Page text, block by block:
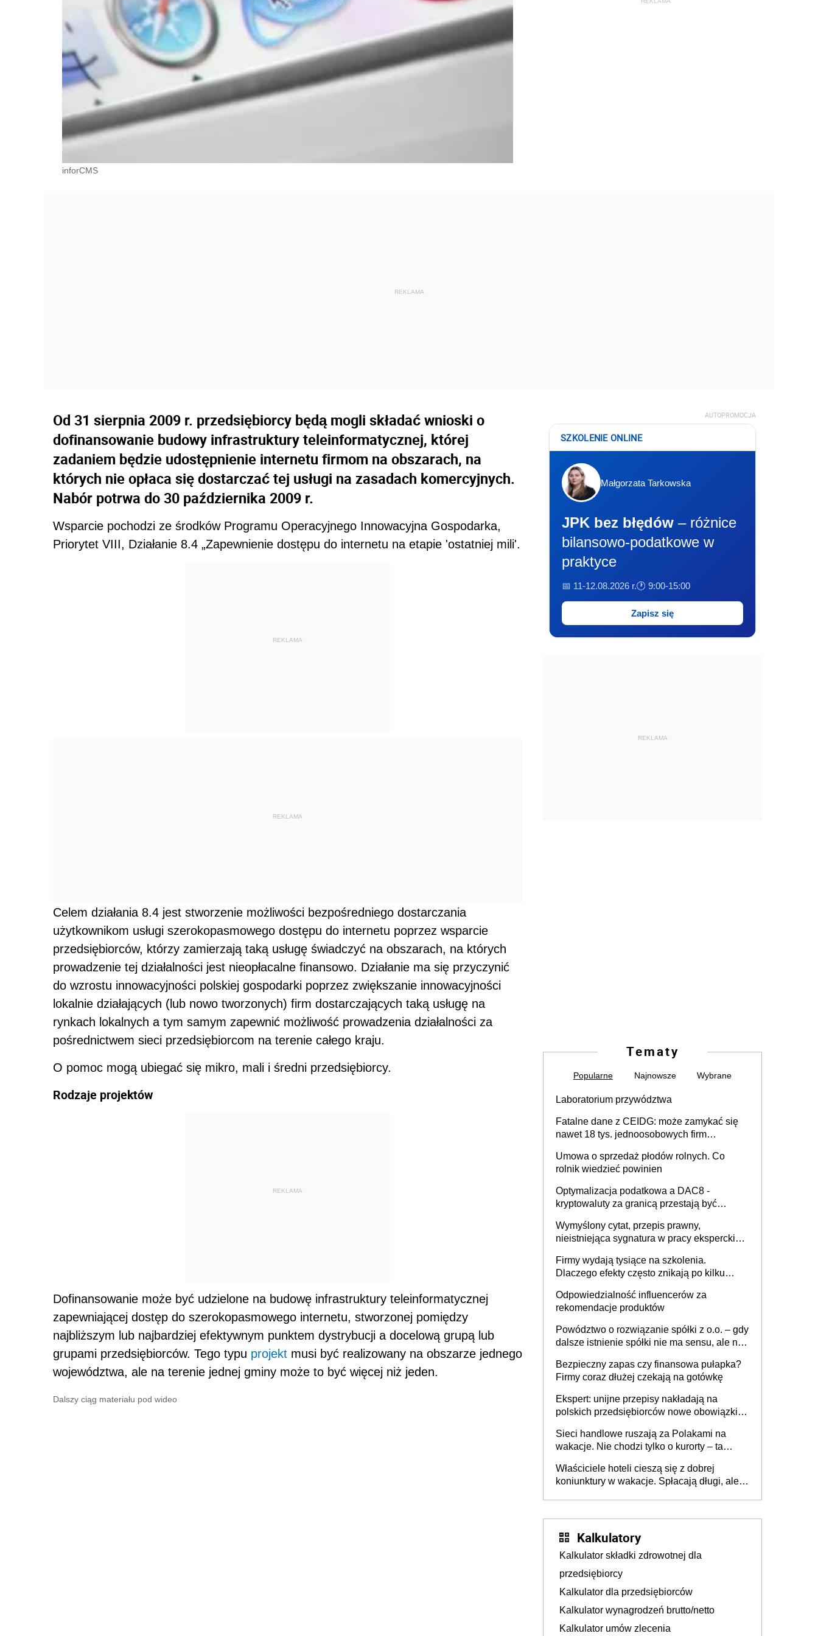
inforCMS
Od 31 sierpnia 2009 r. przedsiębiorcy będą mogli składać wnioski o
dofinansowanie budowy infrastruktury teleinformatycznej, której
zadaniem będzie udostępnienie internetu firmom na obszarach, na
których nie opłaca się dostarczać tej usługi na zasadach komercyjnych.
Nabór potrwa do 30 października 2009 r.
Wsparcie pochodzi ze środków Programu Operacyjnego Innowacyjna Gospodarka,
Priorytet VIII, Działanie 8.4 „Zapewnienie dostępu do internetu na etapie 'ostatniej mili'.
REKLAMA
REKLAMA
Celem działania 8.4 jest stworzenie możliwości bezpośredniego dostarczania
użytkownikom usługi szerokopasmowego dostępu do internetu poprzez wsparcie
przedsiębiorców, którzy zamierzają taką usługę świadczyć na obszarach, na których
prowadzenie tej działalności jest nieopłacalne finansowo. Działanie ma się przyczynić
do wzrostu innowacyjności polskiej gospodarki poprzez zwiększanie innowacyjności
lokalnie działających (lub nowo tworzonych) firm dostarczających taką usługę na
rynkach lokalnych a tym samym zapewnić możliwość prowadzenia działalności za
pośrednictwem sieci przedsiębiorcom na terenie całego kraju.
O pomoc mogą ubiegać się mikro, mali i średni przedsiębiorcy.
Rodzaje projektów
REKLAMA
Dofinansowanie może być udzielone na budowę infrastruktury teleinformatycznej
zapewniającej dostęp do szerokopasmowego internetu, stworzonej pomiędzy
najbliższym lub najbardziej efektywnym punktem dystrybucji a docelową grupą lub
grupami przedsiębiorców. Tego typu projekt musi być realizowany na obszarze jednego
województwa, ale na terenie jednej gminy może to być więcej niż jeden.
Dalszy ciąg materiału pod wideo
AUTOPROMOCJA
SZKOLENIE ONLINE
Małgorzata Tarkowska
JPK bez błędów – różnice
bilansowo-podatkowe w
praktyce
📅 11-12.08.2026 r.🕐 9:00-15:00
Zapisz się
REKLAMA
Tematy
Popularne Najnowsze Wybrane
Laboratorium przywództwa
Fatalne dane z CEIDG: może zamykać się
nawet 18 tys. jednoosobowych firm
Umowa o sprzedaż płodów rolnych. Co
rolnik wiedzieć powinien
Optymalizacja podatkowa a DAC8 -
kryptowaluty za granicą przestają być
Wymyślony cytat, przepis prawny,
nieistniejąca sygnatura w pracy eksperckiej -
firmie
Firmy wydają tysiące na szkolenia.
Dlaczego efekty często znikają po kilku
Odpowiedzialność influencerów za
rekomendacje produktów
Powództwo o rozwiązanie spółki z o.o. – gdy
dalsze istnienie spółki nie ma sensu, ale nie
Bezpieczny zapas czy finansowa pułapka?
Firmy coraz dłużej czekają na gotówkę
Ekspert: unijne przepisy nakładają na
polskich przedsiębiorców nowe obowiązki w
Sieci handlowe ruszają za Polakami na
wakacje. Nie chodzi tylko o kurorty – ta
tam, gdzie wielu spędzi urlop po cichu
Właściciele hoteli cieszą się z dobrej
koniunktury w wakacje. Spłacają długi, ale
Kalkulatory
Kalkulator składki zdrowotnej dla
przedsiębiorcy
Kalkulator dla przedsiębiorców
Kalkulator wynagrodzeń brutto/netto
Kalkulator umów zlecenia